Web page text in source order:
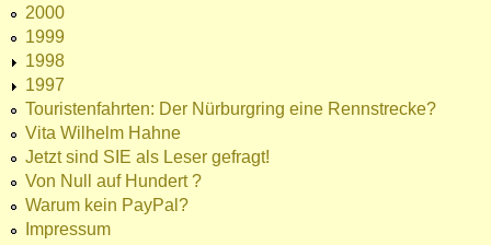
2000
1999
1998
1997
Touristenfahrten: Der Nürburgring eine Rennstrecke?
Vita Wilhelm Hahne
Jetzt sind SIE als Leser gefragt!
Von Null auf Hundert ?
Warum kein PayPal?
Impressum